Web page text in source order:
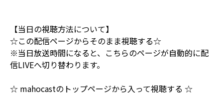
【当日の視聴方法について】
☆この配信ページからそのまま視聴する☆
※当日放送時間になると、こちらのページが自動的に配
信LIVEへ切り替わります。
☆ mahocastのトップページから入って視聴する ☆